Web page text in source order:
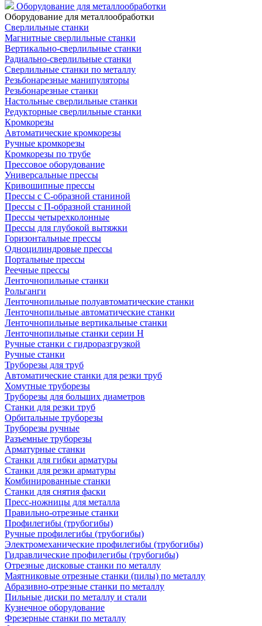
Оборудование для металлообработки
Оборудование для металлообработки
Сверлильные станки
Магнитные сверлильные станки
Вертикально-сверлильные станки
Радиально-сверлильные станки
Сверлильные станки по металлу
Резьбонарезные манипуляторы
Резьбонарезные станки
Настольные сверлильные станки
Редукторные сверлильные станки
Кромкорезы
Автоматические кромкорезы
Ручные кромкорезы
Кромкорезы по трубе
Прессовое оборудование
Универсальные прессы
Кривошипные прессы
Прессы с С-образной станиной
Прессы с П-образной станиной
Прессы четырехколонные
Прессы для глубокой вытяжки
Горизонтальные прессы
Одноцилиндровые прессы
Портальные прессы
Реечные прессы
Ленточнопильные станки
Рольганги
Ленточнопильные полуавтоматические станки
Ленточнопильные автоматические станки
Ленточнопильные вертикальные станки
Ленточнопильные станки серии H
Ручные станки с гидроразгрузкой
Ручные станки
Труборезы для труб
Автоматические станки для резки труб
Хомутные труборезы
Труборезы для больших диаметров
Станки для резки труб
Орбитальные труборезы
Труборезы ручные
Разъемные труборезы
Арматурные станки
Станки для гибки арматуры
Станки для резки арматуры
Комбинированные станки
Станки для снятия фаски
Пресс-ножницы для металла
Правильно-отрезные станки
Профилегибы (трубогибы)
Ручные профилегибы (трубогибы)
Электромеханические профилегибы (трубогибы)
Гидравлические профилегибы (трубогибы)
Отрезные дисковые станки по металлу
Маятниковые отрезные станки (пилы) по металлу
Абразивно-отрезные станки по металлу
Пильные диски по металлу и стали
Кузнечное оборудование
Фрезерные станки по металлу